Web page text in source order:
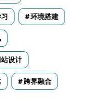
环境搭建
设计
跨界融合